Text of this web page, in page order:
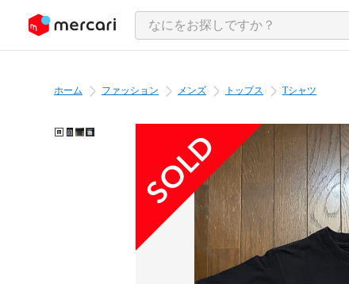
ツにスキップ
ホーム ファッション メンズ トップス Tシャツ